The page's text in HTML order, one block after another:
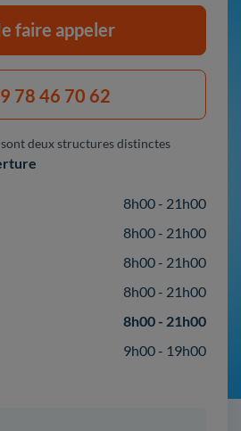
faire appeler
78 46 70 62
deux structures distinctes
8h00 - 21h00
8h00 - 21h00
8h00 - 21h00
8h00 - 21h00
8h00 - 21h00
9h00 - 19h00